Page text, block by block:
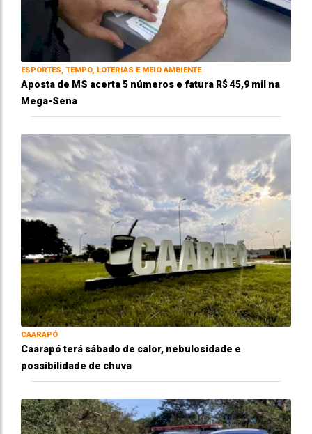
ESPORTES, TEMPO, LOTERIAS E MEIO AMBIENTE
Aposta de MS acerta 5 números e fatura R$ 45,9 mil na
Mega-Sena
CAARAPÓ
Caarapó terá sábado de calor, nebulosidade e
possibilidade de chuva